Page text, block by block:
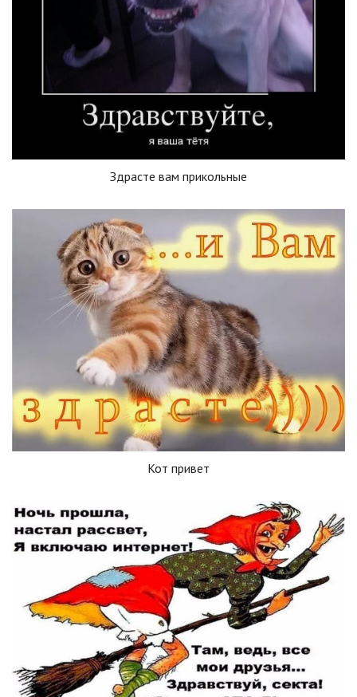
Здрасте вам прикольные
Кот привет